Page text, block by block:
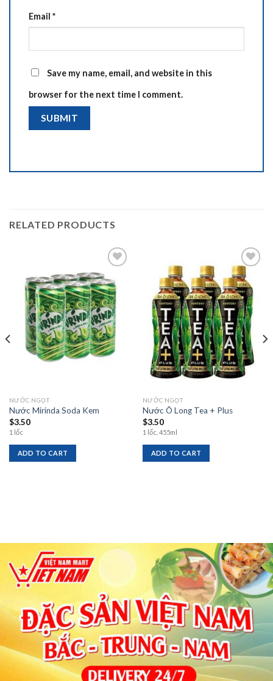
Email *
Save my name, email, and website in this
browser for the next time I comment.
RELATED PRODUCTS
Add to
wishlist
NƯỚC NGỌT
Nước Mirinda Soda Kem
$3.50
1 lốc
ADD TO CART
Add to
wishlist
NƯỚC NGỌT
Nước Ô Long Tea + Plus
$3.50
1 lốc, 455ml
ADD TO CART